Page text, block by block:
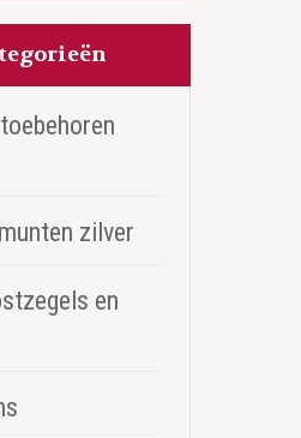
zilver
en